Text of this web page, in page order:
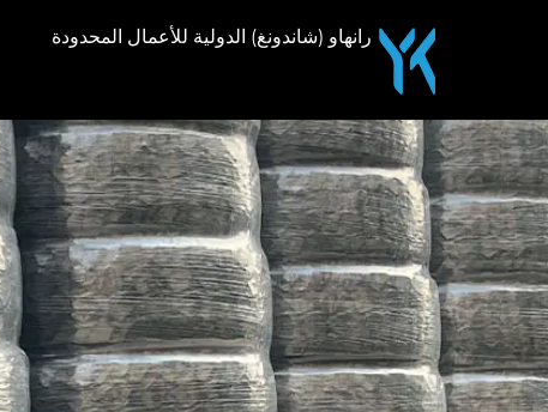
رانهاو (شاندونغ) الدولية للأعمال المحدودة